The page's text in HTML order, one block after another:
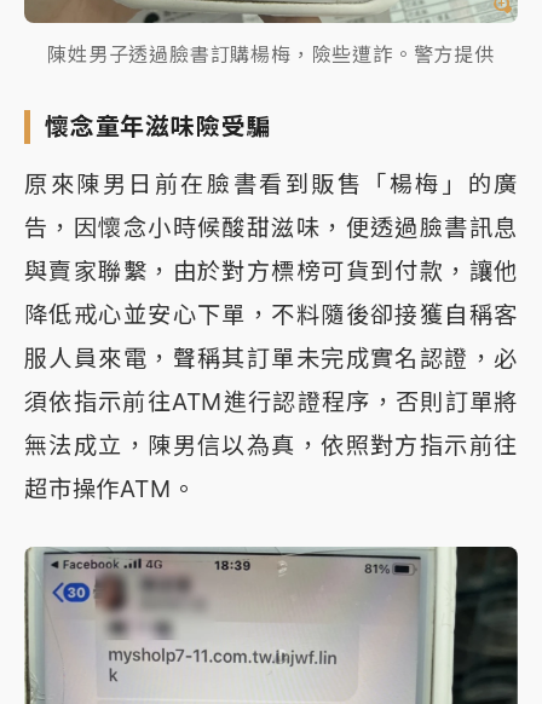
陳姓男子透過臉書訂購楊梅，險些遭詐。警方提供
懷念童年滋味險受騙
原來陳男日前在臉書看到販售「楊梅」的廣
告，因懷念小時候酸甜滋味，便透過臉書訊息
與賣家聯繫，由於對方標榜可貨到付款，讓他
降低戒心並安心下單，不料隨後卻接獲自稱客
服人員來電，聲稱其訂單未完成實名認證，必
須依指示前往ATM進行認證程序，否則訂單將
無法成立，陳男信以為真，依照對方指示前往
超市操作ATM。